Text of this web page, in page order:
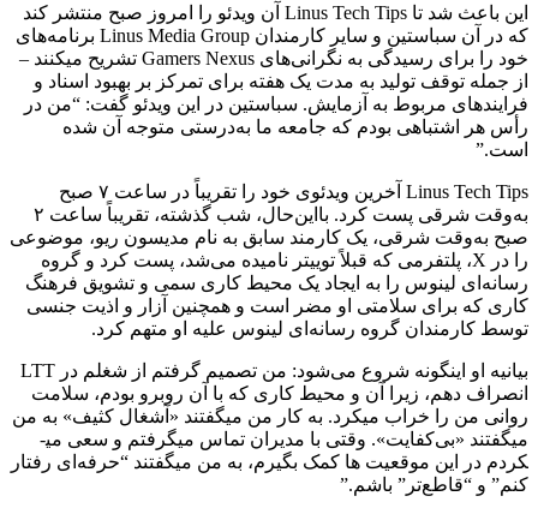
این باعث شد تا Linus Tech Tips آن ویدئو را امروز صبح منتشر کند
که در آن سباستین و سایر کارمندان Linus Media Group برنامه‌های
خود را برای رسیدگی به نگرانی‌های Gamers Nexus تشریح می­کنند –
از جمله توقف تولید به مدت یک هفته برای تمرکز بر بهبود اسناد و
فرایندهای مربوط به آزمایش. سباستین در این ویدئو گفت: “من در
رأس هر اشتباهی بودم که جامعه ما به‌درستی متوجه آن شده
است.”
Linus Tech Tips آخرین ویدئوی خود را تقریباً در ساعت ۷ صبح
به‌وقت شرقی پست کرد. بااین‌حال، شب گذشته، تقریباً ساعت ۲
صبح به‌وقت شرقی، یک کارمند سابق به نام مدیسون ریو، موضوعی
را در X، پلتفرمی که قبلاً توییتر نامیده می‌شد، پست کرد و گروه
رسانه‌ای لینوس را به ایجاد یک محیط کاری سمی و تشویق فرهنگ
کاری که برای سلامتی او مضر است و همچنین آزار و اذیت جنسی
توسط کارمندان گروه رسانه‌ای لینوس علیه او متهم کرد.
بیانیه او این­گونه شروع می‌شود: من تصمیم گرفتم از شغلم در LTT
انصراف دهم، زیرا آن و محیط کاری که با آن روبرو بودم، سلامت
روانی من را خراب می­کرد. به کار من می­گفتند «آشغال کثیف» به من
می­گفتند «بی‌کفایت». وقتی با مدیران تماس می­گرفتم و سعی می­
کردم در این موقعیت ­ها کمک بگیرم، به من می­گفتند “حرفه‌ای رفتار
کنم” و “قاطع‌تر” باشم.”